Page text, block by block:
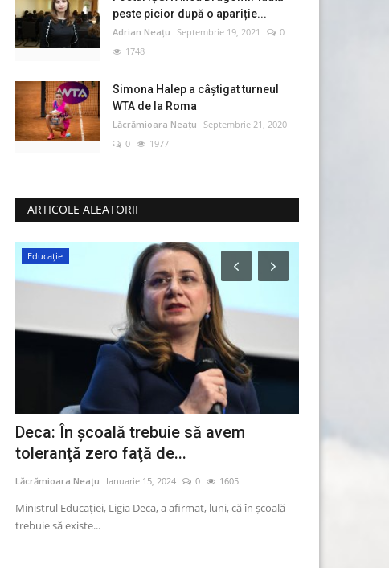
peste picior după o apariție...
Adrian Neațu Septembrie 19, 2021
0
1748
Simona Halep a câştigat turneul
WTA de la Roma
Lăcrămioara Neațu Septembrie 21, 2020
0
1977
ARTICOLE ALEATORII
Educație
Deca: În şcoală trebuie să avem
toleranţă zero faţă de...
Lăcrămioara Neațu Ianuarie 15, 2024 0 1605
Ministrul Educaţiei, Ligia Deca, a afirmat, luni, că în şcoală
trebuie să existe...
centralele